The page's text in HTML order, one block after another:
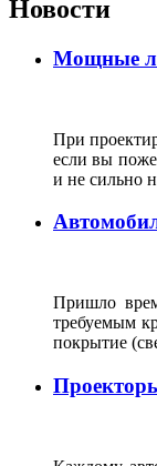
Новости
Мощные
При
если вы
и не сильно
Пришло
требуемым
покрытие